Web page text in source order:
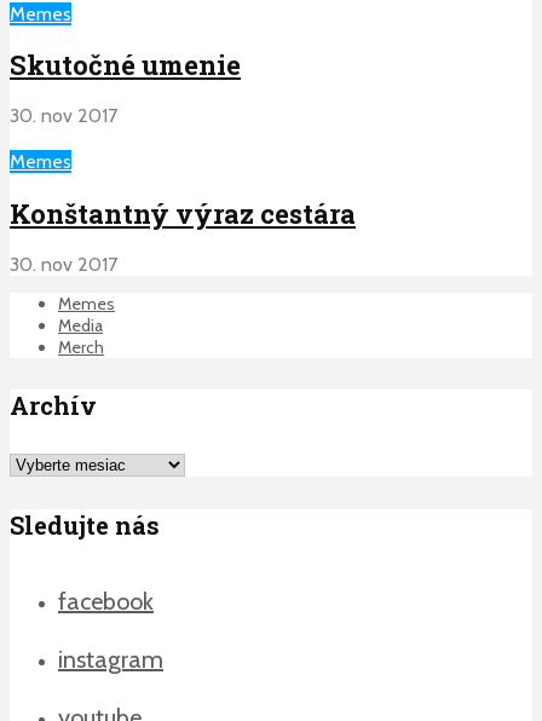
Memes
Skutočné umenie
30. nov 2017
Memes
Konštantný výraz cestára
30. nov 2017
Memes
Media
Merch
Archív
Archív
Sledujte nás
facebook
instagram